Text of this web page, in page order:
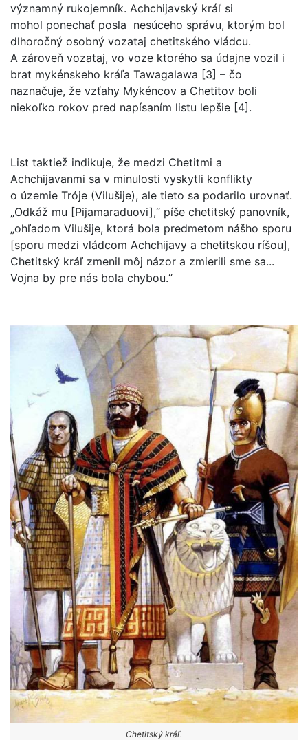
významný rukojemník. Achchijavský kráľ si
mohol ponechať posla nesúceho správu, ktorým bol
dlhoročný osobný vozataj chetitského vládcu.
A zároveň vozataj, vo voze ktorého sa údajne vozil i
brat mykénskeho kráľa Tawagalawa [3] – čo
naznačuje, že vzťahy Mykéncov a Chetitov boli
niekoľko rokov pred napísaním listu lepšie [4].
List taktiež indikuje, že medzi Chetitmi a
Achchijavanmi sa v minulosti vyskytli konflikty
o územie Tróje (Vilušije), ale tieto sa podarilo urovnať.
„Odkáž mu [Pijamaraduovi],“ píše chetitský panovník,
„ohľadom Vilušije, ktorá bola predmetom nášho sporu
[sporu medzi vládcom Achchijavy a chetitskou ríšou],
Chetitský kráľ zmenil môj názor a zmierili sme sa...
Vojna by pre nás bola chybou.“
Chetitský kráľ.